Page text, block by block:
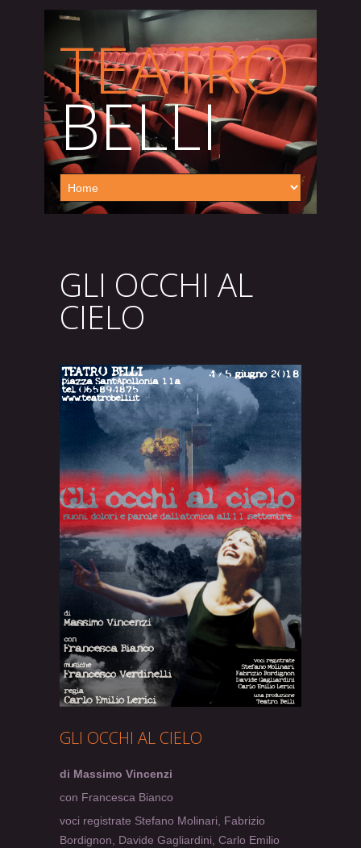
TEATRO
BELLI
GLI OCCHI AL
CIELO
GLI OCCHI AL CIELO
di Massimo Vincenzi
con Francesca Bianco
voci registrate Stefano Molinari, Fabrizio
Bordignon, Davide Gagliardini, Carlo Emilio